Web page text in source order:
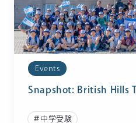
Events
Snapshot: British Hills
中学受験